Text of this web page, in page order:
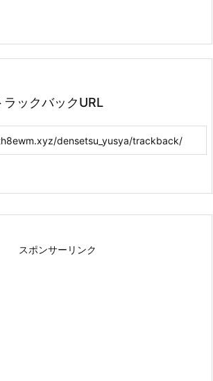
ラックバックURL
スポンサーリンク